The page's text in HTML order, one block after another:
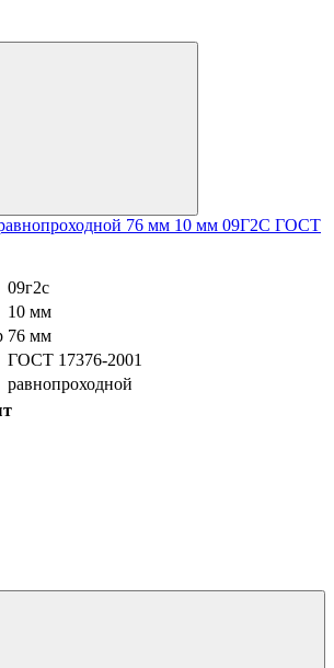
76 мм 10 мм 09Г2С ГОСТ
09г2с
10 мм
76 мм
ГОСТ 17376-2001
равнопроходной